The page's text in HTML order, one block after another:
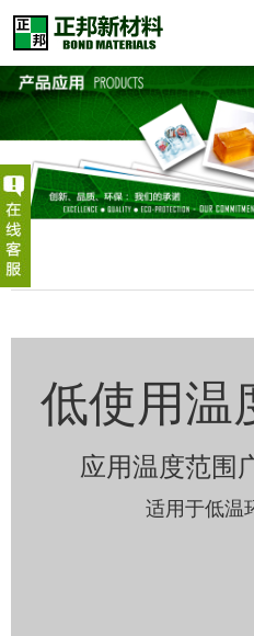
低使用温
应用温度范围
适用于低温